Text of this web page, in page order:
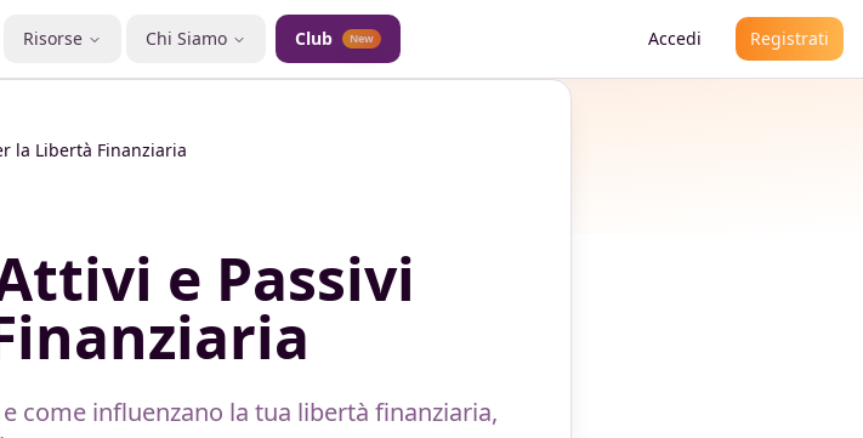
Risorse Chi Siamo Club New Accedi Registrati
la Libertà Finanziaria
e Passivi
come influenzano la tua libertà finanziaria,